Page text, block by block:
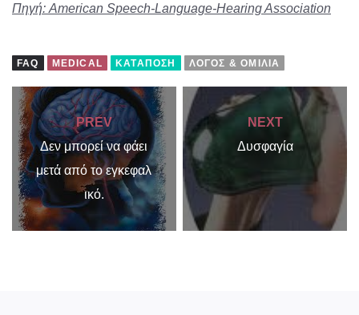
Πηγή: American Speech-Language-Hearing Association
FAQ MEDICAL ΚΑΤΆΠΟΣΗ ΛΌΓΟΣ & ΟΜΙΛΊΑ
PREV
Δεν μπορεί να φάει
μετά από το εγκεφαλ
ικό.
NEXT
Δυσφαγία